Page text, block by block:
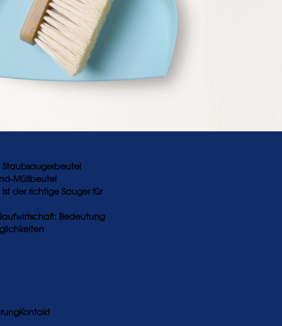
Staubsaugerbeutel
Müllbeutel
ist der richtige Sauger für
Bedeutung
Kontakt